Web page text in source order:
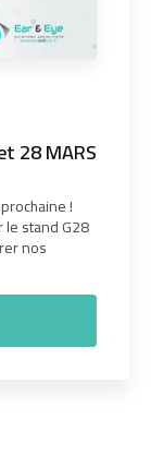
28 MARS
!
stand G28
nos